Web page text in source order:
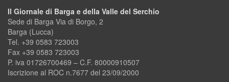
Il Giornale di Barga e della Valle del Serchio
Sede di Barga Via di Borgo, 2
Barga (Lucca)
Tel. +39 0583 723003
Fax +39 0583 723003
P. iva 01726700469 – C.F. 80000910507
Iscrizione al ROC n.7677 del 23/09/2000